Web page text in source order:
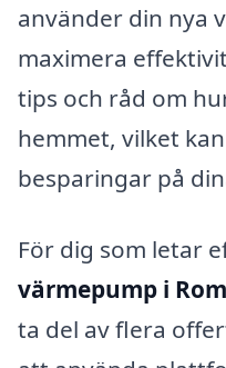
använder din nya
maximera
tips och råd om
hemmet, vilket
besparingar på
För dig som letar
värmepump i
ta del av flera